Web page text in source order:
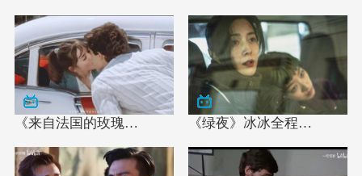
《来自法国的玫瑰… 《绿夜》冰冰全程…